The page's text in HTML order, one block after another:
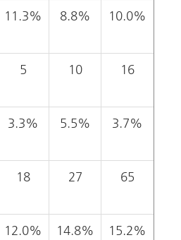
11.3% 8.8% 10.0%
5 10 16
3.3% 5.5% 3.7%
18 27 65
12.0% 14.8% 15.2%